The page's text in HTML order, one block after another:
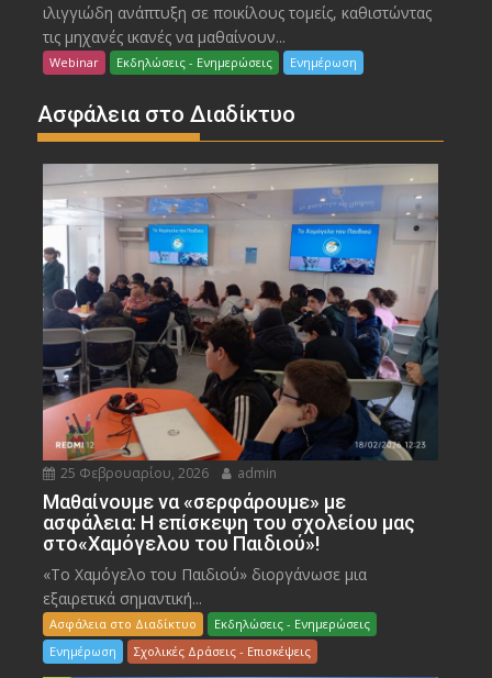
ιλιγγιώδη ανάπτυξη σε ποικίλους τομείς, καθιστώντας
τις μηχανές ικανές να μαθαίνουν...
Webinar Εκδηλώσεις - Ενημερώσεις Ενημέρωση
Ασφάλεια στο Διαδίκτυο
25 Φεβρουαρίου, 2026 admin
Μαθαίνουμε να «σερφάρουμε» με
ασφάλεια: Η επίσκεψη του σχολείου μας
στο«Χαμόγελου του Παιδιού»!
«Το Χαμόγελο του Παιδιού» διοργάνωσε μια
εξαιρετικά σημαντική...
Ασφάλεια στο Διαδίκτυο
Εκδηλώσεις - Ενημερώσεις
Ενημέρωση
Σχολικές Δράσεις - Επισκέψεις